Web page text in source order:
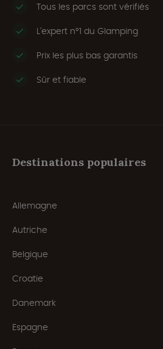
Tous les parcs sont vérifiés
L'expert n°1 du Glamping
Prix les plus bas garantis
Sûr et fiable
Destinations populaires
Allemagne
Autriche
Belgique
Croatie
Danemark
Espagne